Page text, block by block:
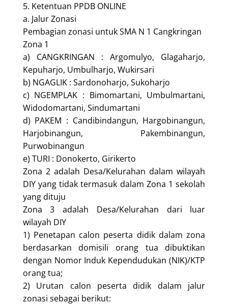
5. Ketentuan PPDB ONLINE
a. Jalur Zonasi
Pembagian zonasi untuk SMA N 1 Cangkringan
Zona 1
a) CANGKRINGAN : Argomulyo, Glagaharjo,
Kepuharjo, Umbulharjo, Wukirsari
b) NGAGLIK : Sardonoharjo, Sukoharjo
c) NGEMPLAK : Bimomartani, Umbulmartani,
Widodomartani, Sindumartani
d) PAKEM : Candibindangun, Hargobinangun,
Harjobinangun, Pakembinangun,
Purwobinangun
e) TURI : Donokerto, Girikerto
Zona 2 adalah Desa/Kelurahan dalam wilayah
DIY yang tidak termasuk dalam Zona 1 sekolah
yang dituju
Zona 3 adalah Desa/Kelurahan dari luar
wilayah DIY
1) Penetapan calon peserta didik dalam zona
berdasarkan domisili orang tua dibuktikan
dengan Nomor Induk Kependudukan (NIK)/KTP
orang tua;
2) Urutan calon peserta didik dalam jalur
zonasi sebagai berikut: